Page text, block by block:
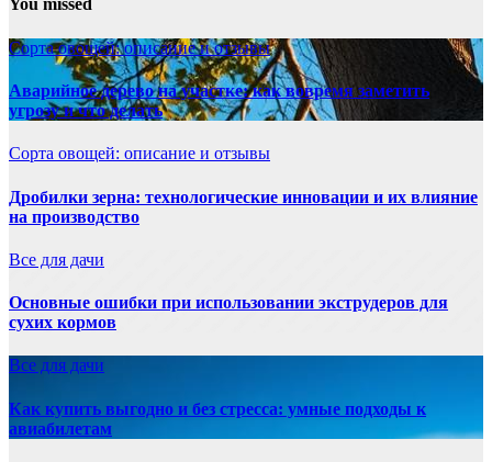
You missed
Сорта овощей: описание и отзывы
Аварийное дерево на участке: как вовремя заметить
угрозу и что делать
Сорта овощей: описание и отзывы
Дробилки зерна: технологические инновации и их влияние
на производство
Все для дачи
Основные ошибки при использовании экструдеров для
сухих кормов
Все для дачи
Как купить выгодно и без стресса: умные подходы к
авиабилетам